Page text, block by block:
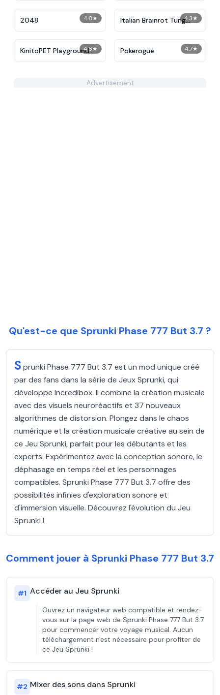
4.8★
2048 4.3★
Italian Brainrot Tung
Tung Mini Race
4.8★
KinitoPET Playground
Ragdoll Sandbox
4.7★
Pokerogue
Advertisement
Qu'est-ce que Sprunki Phase 777 But 3.7 ?
Sprunki Phase 777 But 3.7 est un mod unique créé
par des fans dans la série de Jeux Sprunki, qui
développe Incredibox. Il combine la création musicale
avec des visuels neuroréactifs et 37 nouveaux
algorithmes de distorsion. Plongez dans le chaos
numérique et la création musicale créative au sein de
ce Jeu Sprunki, parfait pour les débutants et les
experts. Expérimentez avec la conception sonore, le
déphasage en temps réel et les personnages
compatibles. Sprunki Phase 777 But 3.7 offre des
possibilités infinies d'exploration sonore et
d'immersion visuelle. Découvrez l'évolution du Jeu
Sprunki !
Comment jouer à Sprunki Phase 777 But 3.7
#1 Accéder au Jeu Sprunki
Ouvrez un navigateur web compatible et rendez-
vous sur la page web de Sprunki Phase 777 But 3.7
pour commencer votre voyage musical. Aucun
téléchargement n'est nécessaire pour profiter de
ce Jeu Sprunki !
#2 Mixer des sons dans Sprunki